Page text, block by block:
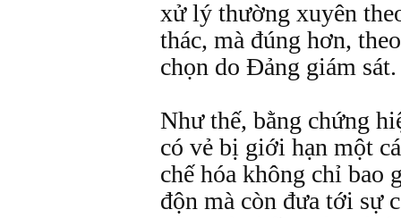
xử lý thường xuyên
thác, mà đúng hơn,
chọn do Ðảng giám sát.
Như thế, bằng chứng
có vẻ bị giới hạn một
chế hóa không chỉ bao
độn mà còn đưa tới sự